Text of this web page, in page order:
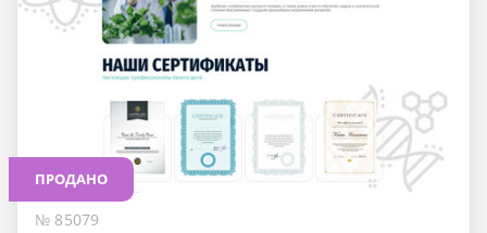
ПРОДАНО
№ 85079